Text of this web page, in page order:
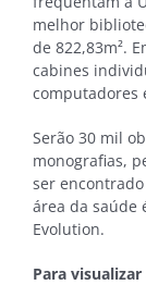
melhor
de 822,83m².
cabines
computadores
Serão 30 mil
monografias,
ser
área da saúde
Evolution.
Para